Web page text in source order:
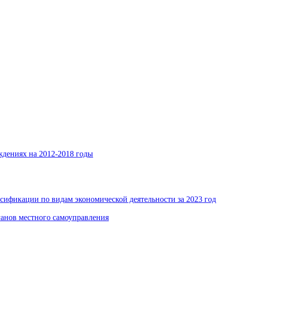
на 2012-2018 годы
по видам экономической деятельности за 2023 год
местного самоуправления